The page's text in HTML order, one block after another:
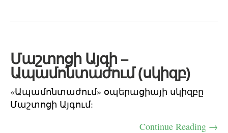
Մաշտոցի Այգի –
Ապամոնտաժում (սկիզբ)
«Ապամոնտաժում» օպերացիայի սկիզբը
Մաշտոցի Այգում:
Continue Reading →